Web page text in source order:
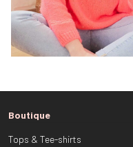
Boutique
Tops & Tee-shirts